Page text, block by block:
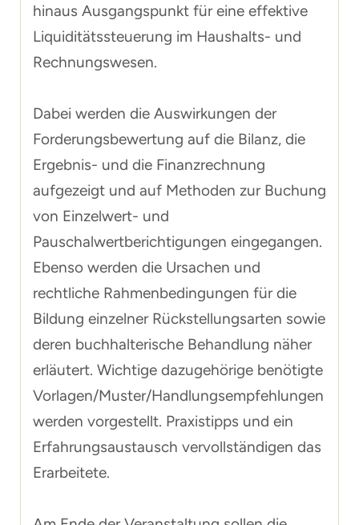
hinaus Ausgangspunkt für eine effektive
Liquiditätssteuerung im Haushalts- und
Rechnungswesen.
Dabei werden die Auswirkungen der
Forderungsbewertung auf die Bilanz, die
Ergebnis- und die Finanzrechnung
aufgezeigt und auf Methoden zur Buchung
von Einzelwert- und
Pauschalwertberichtigungen eingegangen.
Ebenso werden die Ursachen und
rechtliche Rahmenbedingungen für die
Bildung einzelner Rückstellungsarten sowie
deren buchhalterische Behandlung näher
erläutert. Wichtige dazugehörige benötigte
Vorlagen/Muster/Handlungsempfehlungen
werden vorgestellt. Praxistipps und ein
Erfahrungsaustausch vervollständigen das
Erarbeitete.